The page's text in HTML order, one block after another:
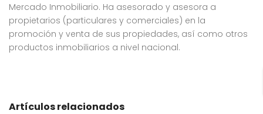
Mercado Inmobiliario. Ha asesorado y asesora a
propietarios (particulares y comerciales) en la
promoción y venta de sus propiedades, así como otros
productos inmobiliarios a nivel nacional.
Artículos relacionados